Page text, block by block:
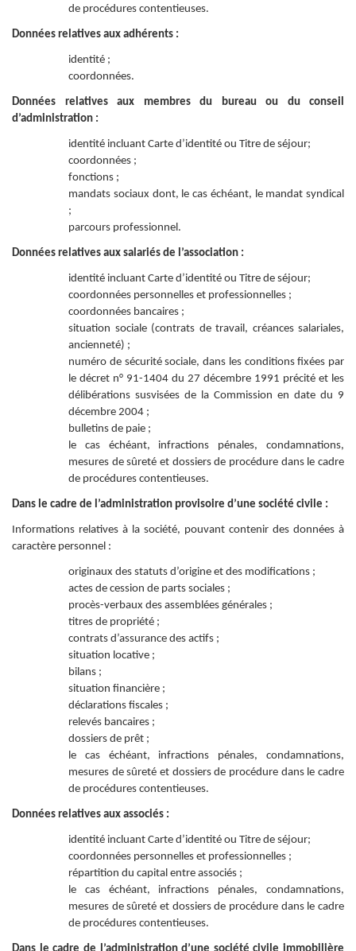
de procédures contentieuses.
Données relatives aux adhérents :
identité ;
coordonnées.
Données relatives aux membres du bureau ou du conseil
d’administration :
identité incluant Carte d’identité ou Titre de séjour;
coordonnées ;
fonctions ;
mandats sociaux dont, le cas échéant, le mandat syndical
;
parcours professionnel.
Données relatives aux salariés de l’association :
identité incluant Carte d’identité ou Titre de séjour;
coordonnées personnelles et professionnelles ;
coordonnées bancaires ;
situation sociale (contrats de travail, créances salariales,
ancienneté) ;
numéro de sécurité sociale, dans les conditions fixées par
le décret n° 91-1404 du 27 décembre 1991 précité et les
délibérations susvisées de la Commission en date du 9
décembre 2004 ;
bulletins de paie ;
le cas échéant, infractions pénales, condamnations,
mesures de sûreté et dossiers de procédure dans le cadre
de procédures contentieuses.
Dans le cadre de l’administration provisoire d’une société civile :
Informations relatives à la société, pouvant contenir des données à
caractère personnel :
originaux des statuts d’origine et des modifications ;
actes de cession de parts sociales ;
procès-verbaux des assemblées générales ;
titres de propriété ;
contrats d’assurance des actifs ;
situation locative ;
bilans ;
situation financière ;
déclarations fiscales ;
relevés bancaires ;
dossiers de prêt ;
le cas échéant, infractions pénales, condamnations,
mesures de sûreté et dossiers de procédure dans le cadre
de procédures contentieuses.
Données relatives aux associés :
identité incluant Carte d’identité ou Titre de séjour;
coordonnées personnelles et professionnelles ;
répartition du capital entre associés ;
le cas échéant, infractions pénales, condamnations,
mesures de sûreté et dossiers de procédure dans le cadre
de procédures contentieuses.
Dans le cadre de l’administration d’une société civile immobilière